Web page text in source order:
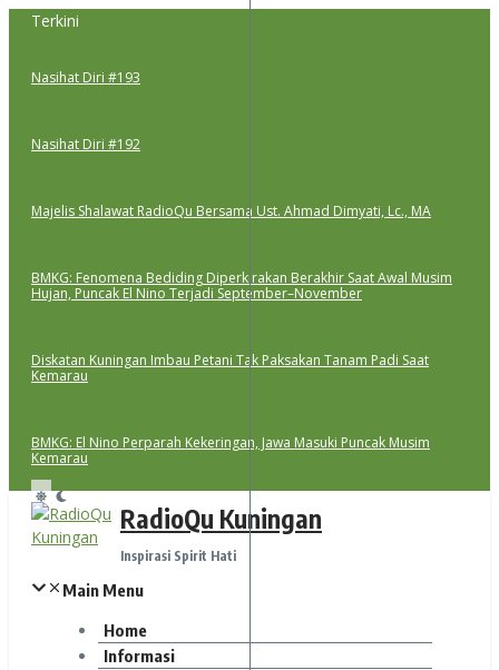
Lewati
Terkini
Nasihat Diri #193
Nasihat Diri #192
Majelis Shalawat RadioQu Bersama Ust. Ahmad Dimyati, Lc., MA
BMKG: Fenomena Bediding Diperkirakan Berakhir Saat Awal Musim
Hujan, Puncak El Nino Terjadi September–November
Diskatan Kuningan Imbau Petani Tak Paksakan Tanam Padi Saat
Kemarau
BMKG: El Nino Perparah Kekeringan, Jawa Masuki Puncak Musim
Kemarau
RadioQu Kuningan
Inspirasi Spirit Hati
Main Menu
Home
Informasi